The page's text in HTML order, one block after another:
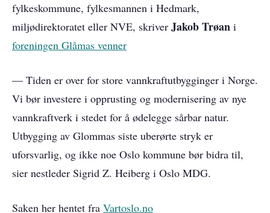
fylkeskommune, fylkesmannen i Hedmark,
miljødirektoratet eller NVE, skriver Jakob Trøan i
foreningen Glåmas venner
— Tiden er over for store vannkraftutbygginger i Norge.
Vi bør investere i opprusting og modernisering av nye
vannkraftverk i stedet for å ødelegge sårbar natur.
Utbygging av Glommas siste uberørte stryk er
uforsvarlig, og ikke noe Oslo kommune bør bidra til,
sier nestleder Sigrid Z. Heiberg i Oslo MDG.
Saken her hentet fra Vartoslo.no